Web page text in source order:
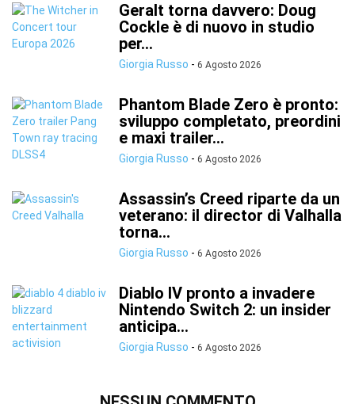
Geralt torna davvero: Doug
Cockle è di nuovo in studio
per...
Giorgia Russo - 6 Agosto 2026
Phantom Blade Zero è pronto:
sviluppo completato, preordini
e maxi trailer...
Giorgia Russo - 6 Agosto 2026
Assassin’s Creed riparte da un
veterano: il director di Valhalla
torna...
Giorgia Russo - 6 Agosto 2026
Diablo IV pronto a invadere
Nintendo Switch 2: un insider
anticipa...
Giorgia Russo - 6 Agosto 2026